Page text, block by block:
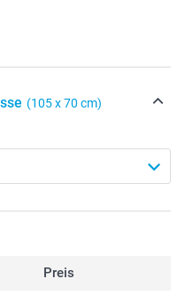
(105 x 70 cm)
Preis